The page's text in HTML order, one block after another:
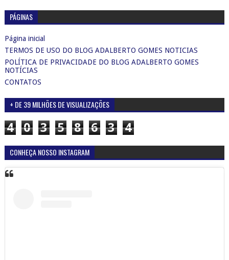
PÁGINAS
Página inicial
TERMOS DE USO DO BLOG ADALBERTO GOMES NOTICIAS
POLÍTICA DE PRIVACIDADE DO BLOG ADALBERTO GOMES
NOTÍCIAS
CONTATOS
+ DE 39 MILHÕES DE VISUALIZAÇÕES
4 0 3 5 8 6 3 4
CONHEÇA NOSSO INSTAGRAM